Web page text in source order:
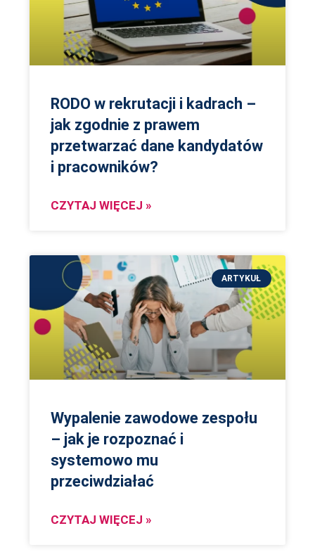
RODO w rekrutacji i kadrach –
jak zgodnie z prawem
przetwarzać dane kandydatów
i pracowników?
CZYTAJ WIĘCEJ »
ARTYKUŁ
Wypalenie zawodowe zespołu
– jak je rozpoznać i
systemowo mu
przeciwdziałać
CZYTAJ WIĘCEJ »